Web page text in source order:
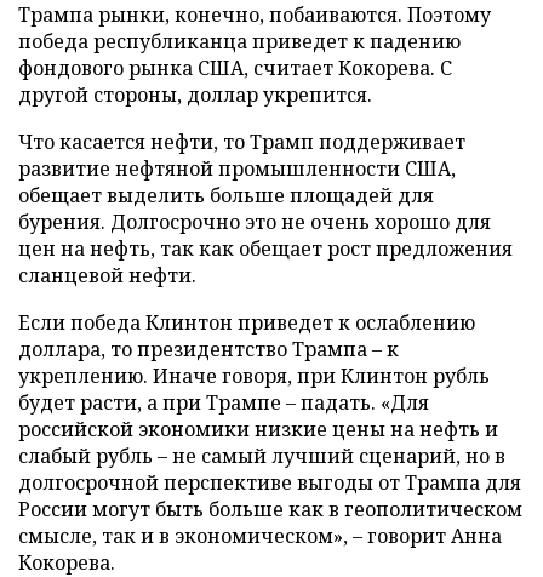
Трампа рынки, конечно, побаиваются. Поэтому
победа республиканца приведет к падению
фондового рынка США, считает Кокорева. С
другой стороны, доллар укрепится.
Что касается нефти, то Трамп поддерживает
развитие нефтяной промышленности США,
обещает выделить больше площадей для
бурения. Долгосрочно это не очень хорошо для
цен на нефть, так как обещает рост предложения
сланцевой нефти.
Если победа Клинтон приведет к ослаблению
доллара, то президентство Трампа – к
укреплению. Иначе говоря, при Клинтон рубль
будет расти, а при Трампе – падать. «Для
российской экономики низкие цены на нефть и
слабый рубль – не самый лучший сценарий, но в
долгосрочной перспективе выгоды от Трампа для
России могут быть больше как в геополитическом
смысле, так и в экономическом», – говорит Анна
Кокорева.